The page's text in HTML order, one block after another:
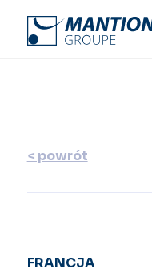
< powrót
FRANCJA